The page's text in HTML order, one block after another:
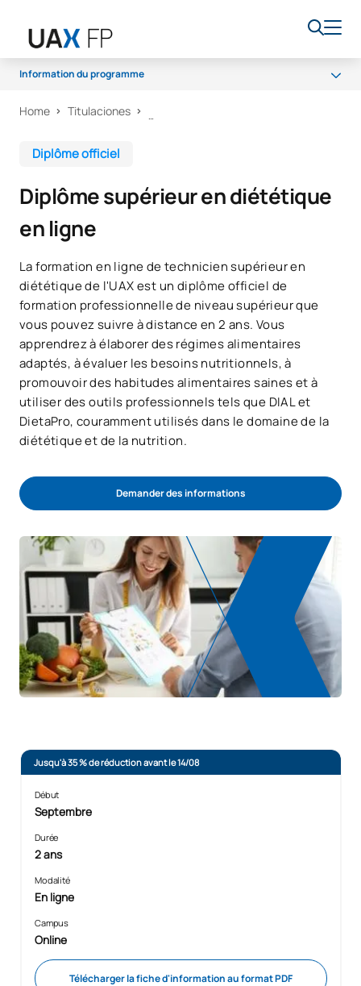
Information du programme
Programme
Débouchés professionnels
Home Titulaciones
Diplôme officiel
Diplôme supérieur en diététique
en ligne
La formation en ligne de technicien supérieur en
diététique de l'UAX est un diplôme officiel de
formation professionnelle de niveau supérieur que
vous pouvez suivre à distance en 2 ans. Vous
apprendrez à élaborer des régimes alimentaires
adaptés, à évaluer les besoins nutritionnels, à
promouvoir des habitudes alimentaires saines et à
utiliser des outils professionnels tels que DIAL et
DietaPro, couramment utilisés dans le domaine de la
diététique et de la nutrition.
Demander des informations
Jusqu'à 35 % de réduction avant le 14/08
Début
Septembre
Durée
2 ans
Modalité
En ligne
Campus
Online
Télécharger la fiche d'information au format PDF